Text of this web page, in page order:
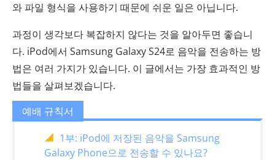
와 파일 형식을 사용하기 때문에 쉬운 일은 아닙니다.
과정이 생각보다 복잡하지 않다는 것을 알아두면 좋습니
다. iPod에서 Samsung Galaxy S24로 음악을 전송하는 방
법은 여러 가지가 있습니다. 이 글에서는 가장 효과적인 방
법들을 살펴보겠습니다.
예배 규칙서
1부: iPod에 저장된 음악을 Samsung
Galaxy Phone으로 전송할 수 있나요?